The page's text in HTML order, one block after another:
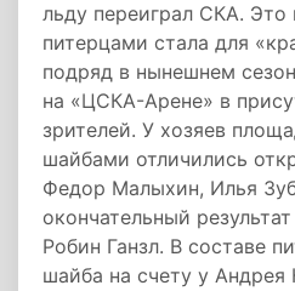
льду переиграл СКА. Это
питерцами стала для
подряд в нынешнем
на «ЦСКА-Арене» в
зрителей. У хозяев
шайбами отличились
Федор Малыхин, Илья
окончательный
Робин Ганзл. В составе
шайба на счету у Андрея